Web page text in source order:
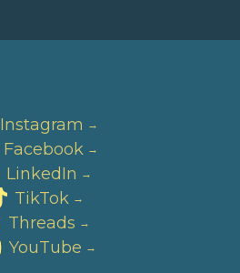
Instagram →
Facebook →
LinkedIn →
TikTok →
Threads →
YouTube →